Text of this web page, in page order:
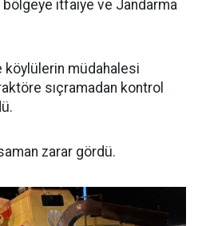
itfaiye ve Jandarma
köylülerin müdahalesi
sıçramadan kontrol
zarar gördü.